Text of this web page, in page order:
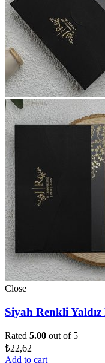
Close
Siyah Renkli
Rated 5.00 out of 5
₺22,62
Add to cart